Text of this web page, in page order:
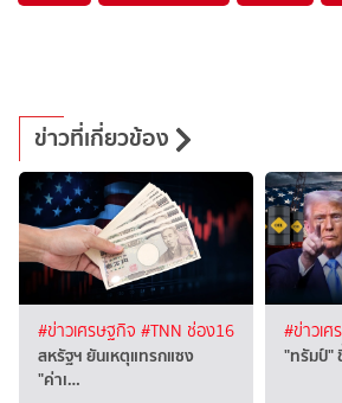
ข่าวที่เกี่ยวข้อง
#ข่าวเศรษฐกิจ #TNN ช่อง16
สหรัฐฯ ยันเหตุแทรกแซง
"ค่าเ…
#ข่าวเศ
"ทรัมป์"